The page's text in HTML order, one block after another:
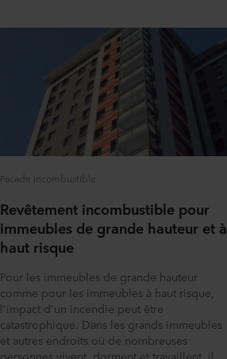
Facade incombustible
Revêtement incombustible pour
immeubles de grande hauteur et à
haut risque
Pour les immeubles de grande hauteur
comme pour les immeubles à haut risque,
l'impact d'un incendie peut être
catastrophique. Dans les grands immeubles
et autres endroits où de nombreuses
personnes vivent, dorment et travaillent, il